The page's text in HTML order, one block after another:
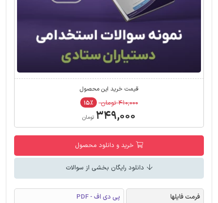
قیمت خرید این محصول
۴۱۰,۰۰۰ تومان ۱۵٪
۳۴۹,۰۰۰ تومان
خرید و دانلود محصول
دانلود رایگان بخشی از سوالات
فرمت فایلها
پی دی اف - PDF